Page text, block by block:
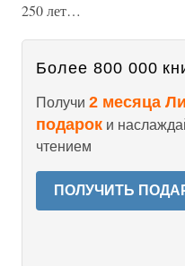
250 лет…
Более 800 000
Получи 2 месяца
подарок и
чтением
ПОЛУЧИТЬ